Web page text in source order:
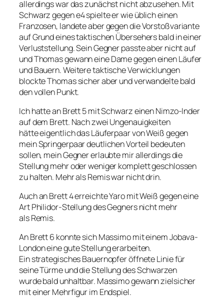
allerdings war das zunächst nicht abzusehen. Mit
Schwarz gegen e4 spielte er wie üblich einen
Franzosen, landete aber gegen die Vorstoßvariante
auf Grund eines taktischen Übersehers bald in einer
Verluststellung. Sein Gegner passte aber nicht auf
und Thomas gewann eine Dame gegen einen Läufer
und Bauern. Weitere taktische Verwicklungen
blockte Thomas sicher aber und verwandelte bald
den vollen Punkt.
Ich hatte an Brett 5 mit Schwarz einen Nimzo-Inder
auf dem Brett. Nach zwei Ungenauigkeiten
hätte eigentlich das Läuferpaar von Weiß gegen
mein Springerpaar deutlichen Vorteil bedeuten
sollen, mein Gegner erlaubte mir allerdings die
Stellung mehr oder weniger komplett geschlossen
zu halten. Mehr als Remis war nicht drin.
Auch an Brett 4 erreichte Yaro mit Weiß gegen eine
Art Philidor-Stellung des Gegners nicht mehr
als Remis.
An Brett 6 konnte sich Massimo mit einem Jobava-
London eine gute Stellung erarbeiten.
Ein strategisches Bauernopfer öffnete Linie für
seine Türme und die Stellung des Schwarzen
wurde bald unhaltbar. Massimo gewann zielsicher
mit einer Mehrfigur im Endspiel.